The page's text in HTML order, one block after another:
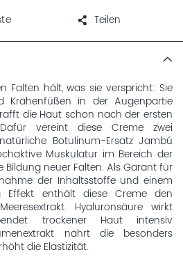
Teilen
Falten hält, was sie verspricht: Sie
Krähenfüßen in der Augenpartie
die Haut schon nach der ersten
vereint diese Creme zwei
Botulinum-Ersatz Jambú
Muskulatur im Bereich der
neuer Falten. Als Garant für
der Inhaltsstoffe und einem
Effekt enthält diese Creme den
Hyaluronsäure wirkt
trockener Haut intensiv
nährt die besonders
die Elastizität.